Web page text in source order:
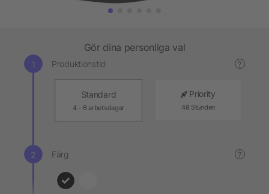
Gör dina personliga val
Produktionstid ?
Standard
4 - 6 arbetsdagar
Priority
48 Stunden
Färg ?